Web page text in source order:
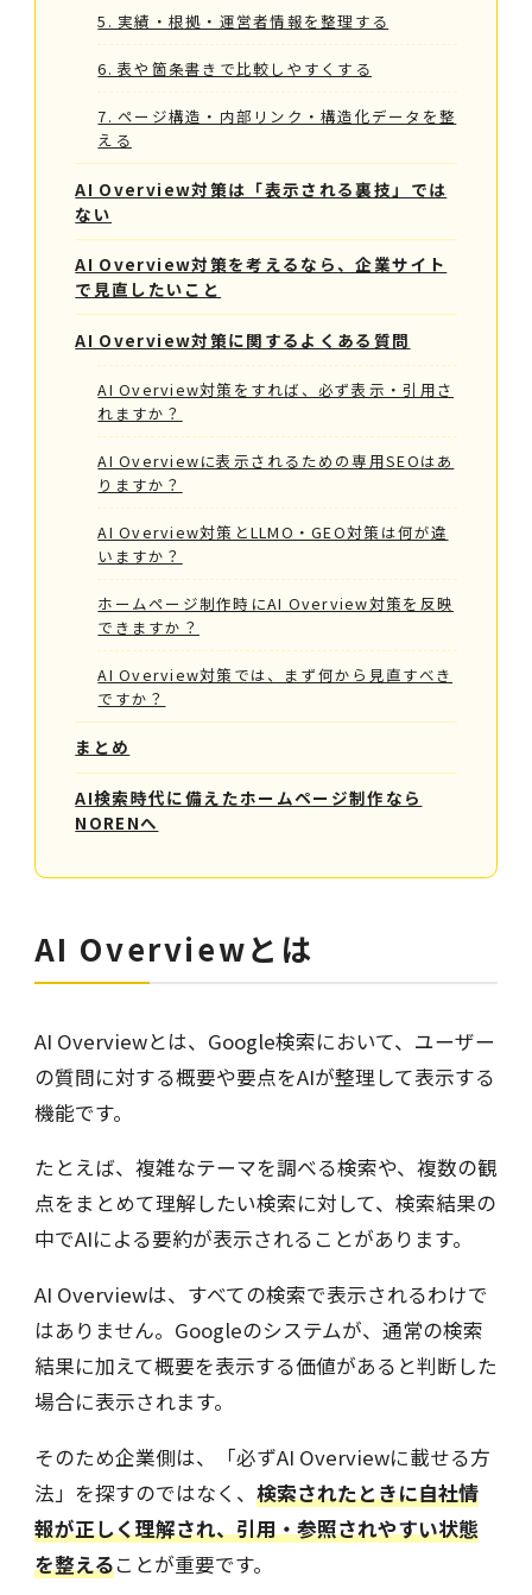
5. 実績・根拠・運営者情報を整理する
6. 表や箇条書きで比較しやすくする
7. ページ構造・内部リンク・構造化データを整
える
AI Overview対策は「表示される裏技」では
ない
AI Overview対策を考えるなら、企業サイト
で見直したいこと
AI Overview対策に関するよくある質問
AI Overview対策をすれば、必ず表示・引用さ
れますか？
AI Overviewに表示されるための専用SEOはあ
りますか？
AI Overview対策とLLMO・GEO対策は何が違
いますか？
ホームページ制作時にAI Overview対策を反映
できますか？
AI Overview対策では、まず何から見直すべき
ですか？
まとめ
AI検索時代に備えたホームページ制作なら
NORENへ
AI Overviewとは
AI Overviewとは、Google検索において、ユーザー
の質問に対する概要や要点をAIが整理して表示する
機能です。
たとえば、複雑なテーマを調べる検索や、複数の観
点をまとめて理解したい検索に対して、検索結果の
中でAIによる要約が表示されることがあります。
AI Overviewは、すべての検索で表示されるわけで
はありません。Googleのシステムが、通常の検索
結果に加えて概要を表示する価値があると判断した
場合に表示されます。
そのため企業側は、「必ずAI Overviewに載せる方
法」を探すのではなく、 検索されたときに自社情
報が正しく理解され、引用・参照されやすい状態
を整えることが重要です。